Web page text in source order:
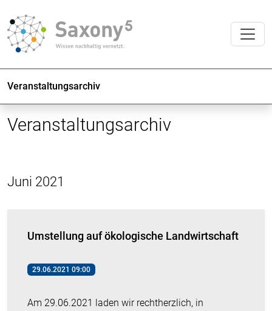
Veranstaltungsarchiv
Veranstaltungsarchiv
Juni 2021
Umstellung auf ökologische Landwirtschaft
29.06.2021 09:00
Am 29.06.2021 laden wir rechtherzlich, in